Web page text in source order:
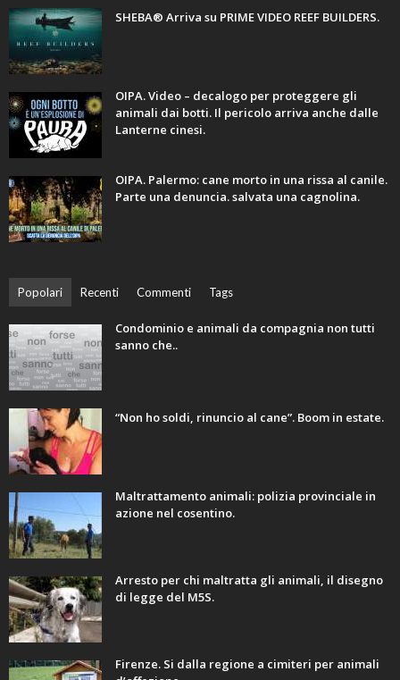
SHEBA® Arriva su PRIME VIDEO REEF BUILDERS.
OIPA. Video – decalogo per proteggere gli
animali dai botti. Il pericolo arriva anche dalle
Lanterne cinesi.
OIPA. Palermo: cane morto in una rissa al canile.
Parte una denuncia. salvata una cagnolina.
Popolari Recenti Commenti Tags
Condominio e animali da compagnia non tutti
sanno che..
“Non ho soldi, rinuncio al cane”. Boom in estate.
Maltrattamento animali: polizia provinciale in
azione nel cosentino.
Arresto per chi maltratta gli animali, il disegno
di legge del M5S.
Firenze. Si dalla regione a cimiteri per animali